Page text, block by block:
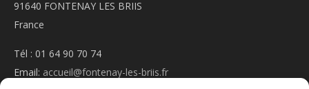
91640 FONTENAY LES BRIIS
France
Tél : 01 64 90 70 74
Email: accueil@fontenay-les-briis.fr